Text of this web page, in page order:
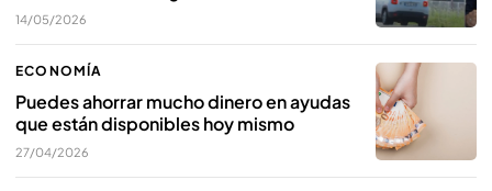
14/05/2026
ECONOMÍA
Puedes ahorrar mucho dinero en ayudas
que están disponibles hoy mismo
27/04/2026